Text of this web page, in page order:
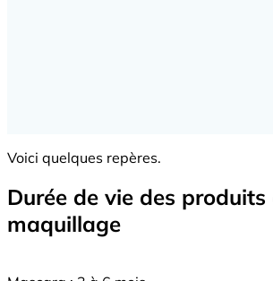
Voici quelques repères.
Durée de vie des produits
maquillage